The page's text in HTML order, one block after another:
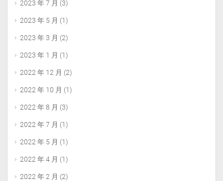
2023 年 7 月 (3)
2023 年 5 月 (1)
2023 年 3 月 (2)
2023 年 1 月 (1)
2022 年 12 月 (2)
2022 年 10 月 (1)
2022 年 8 月 (3)
2022 年 7 月 (1)
2022 年 5 月 (1)
2022 年 4 月 (1)
2022 年 2 月 (2)